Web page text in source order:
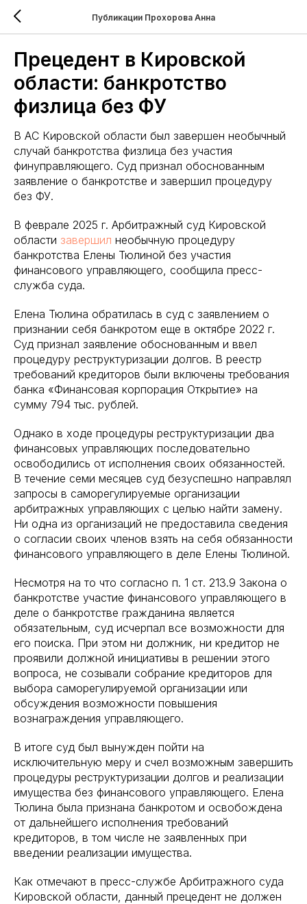
Публикации Прохорова Анна
Прецедент в Кировской
области: банкротство
физлица без ФУ
В АС Кировской области был завершен необычный
случай банкротства физлица без участия
финуправляющего. Суд признал обоснованным
заявление о банкротстве и завершил процедуру
без ФУ.
В феврале 2025 г. Арбитражный суд Кировской
области завершил необычную процедуру
банкротства Елены Тюлиной без участия
финансового управляющего, сообщила пресс-
служба суда.
Елена Тюлина обратилась в суд с заявлением о
признании себя банкротом еще в октябре 2022 г.
Суд признал заявление обоснованным и ввел
процедуру реструктуризации долгов. В реестр
требований кредиторов были включены требования
банка «Финансовая корпорация Открытие» на
сумму 794 тыс. рублей.
Однако в ходе процедуры реструктуризации два
финансовых управляющих последовательно
освободились от исполнения своих обязанностей.
В течение семи месяцев суд безуспешно направлял
запросы в саморегулируемые организации
арбитражных управляющих с целью найти замену.
Ни одна из организаций не предоставила сведения
о согласии своих членов взять на себя обязанности
финансового управляющего в деле Елены Тюлиной.
Несмотря на то что согласно п. 1 ст. 213.9 Закона о
банкротстве участие финансового управляющего в
деле о банкротстве гражданина является
обязательным, суд исчерпал все возможности для
его поиска. При этом ни должник, ни кредитор не
проявили должной инициативы в решении этого
вопроса, не созывали собрание кредиторов для
выбора саморегулируемой организации или
обсуждения возможности повышения
вознаграждения управляющего.
В итоге суд был вынужден пойти на
исключительную меру и счел возможным завершить
процедуры реструктуризации долгов и реализации
имущества без финансового управляющего. Елена
Тюлина была признана банкротом и освобождена
от дальнейшего исполнения требований
кредиторов, в том числе не заявленных при
введении реализации имущества.
Как отмечают в пресс-службе Арбитражного суда
Кировской области, данный прецедент не должен